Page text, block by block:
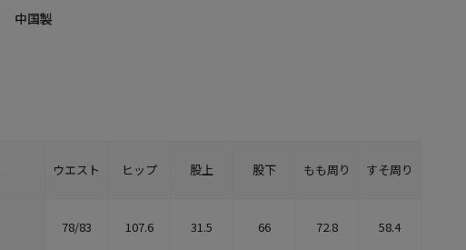
中国製
ウエスト ヒップ 股上 股下 もも周り すそ周り
78/83 107.6 31.5 66 72.8 58.4